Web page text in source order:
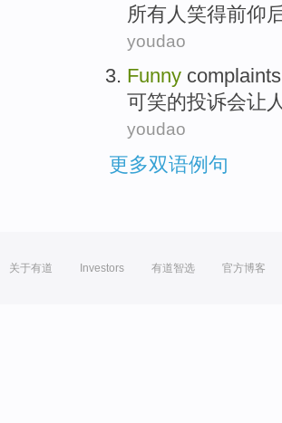
所有人笑得前仰
youdao
Funny complaints
可笑的投诉会让
youdao
更多双语例句
关于有道 Investors 有道智选 官方博客